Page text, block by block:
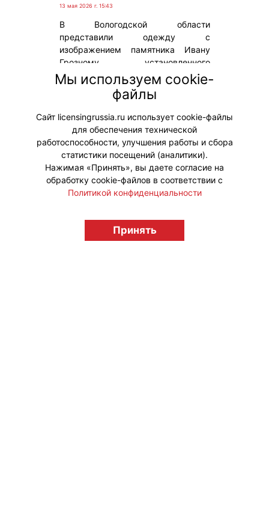
13 мая 2026 г. 15:43
В Вологодской области
представили одежду с
изображением памятника Ивану
Грозному, установленного
на Кремлевской площади в
Вологде. Футболки и рубашки-поло
планируют продавать туристам в
сувенирных магазинах региона.
#Мерч
licensingrussia.ru, 2009-2026 12+
Мы используем cookie-
файлы
Сайт licensingrussia.ru использует cookie-файлы
для обеспечения технической
работоспособности, улучшения работы и сбора
статистики посещений (аналитики).
Нажимая «Принять», вы даете согласие на
обработку cookie-файлов в соответствии с
Политикой конфиденциальности
Принять